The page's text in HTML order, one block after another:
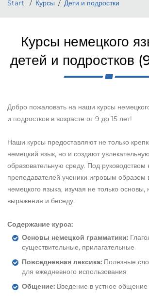
Start Курсы Дети и подростки
Курсы немецкого
детей и подростков
Добро пожаловать на наши курсы
и подростков в возрасте от 9 до 15 лет!
Наши курсы предоставляют не только
немецкий язык, но и создают
образовательную среду. Под
преподавателей ученики игровым образом
немецкого языка, изучая не только
выражения и беседу.
Содержание курса:
Основы немецкой грамматики:
существительные, прилагательные
Повседневная лексика: Полезные
для ежедневного использования
Общение: Введение в устное общение